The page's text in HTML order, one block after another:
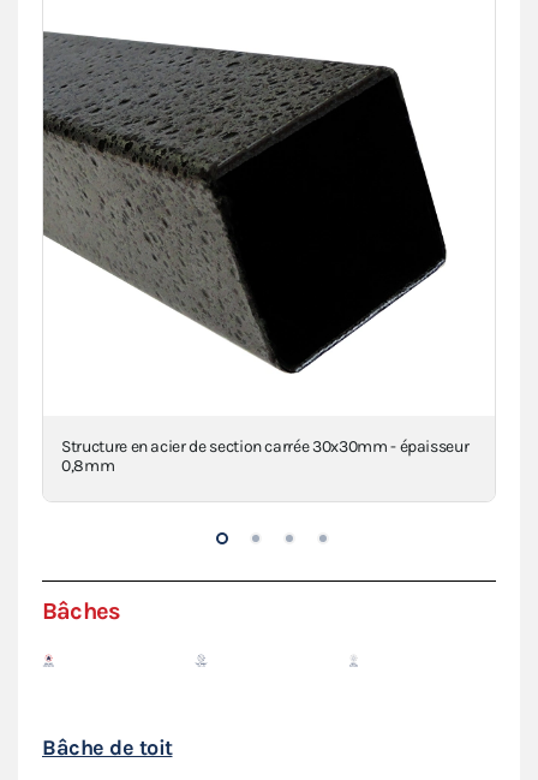
Structure en acier de section carrée 30x30mm - épaisseur
0,8mm
Bâches
Bâche de toit